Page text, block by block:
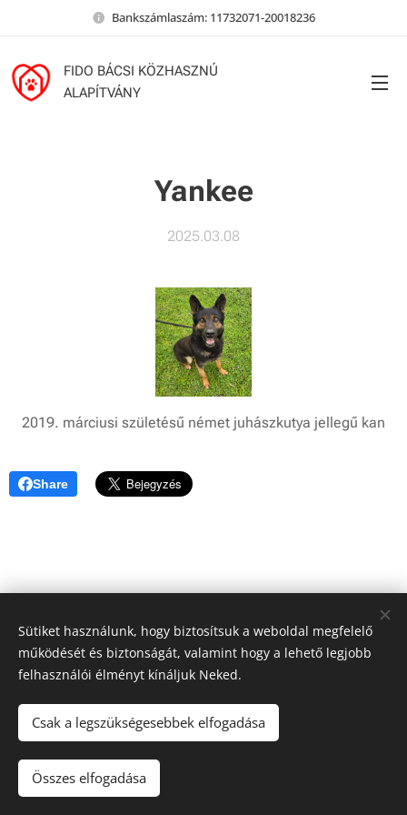
Bankszámlaszám: 11732071-20018236
FIDO BÁCSI KÖZHASZNÚ
ALAPÍTVÁNY
Yankee
2025.03.08
2019. márciusi születésű német juhászkutya jellegű kan
Share
© 2024 Kutyamenhely | Minden jog fenntartva
Az oldalt a
Sütiket használunk, hogy biztosítsuk a weboldal megfelelő
működését és biztonságát, valamint hogy a lehető legjobb
felhasználói élményt kínáljuk Neked.
Csak a legszükségesebbek elfogadása
Összes elfogadása